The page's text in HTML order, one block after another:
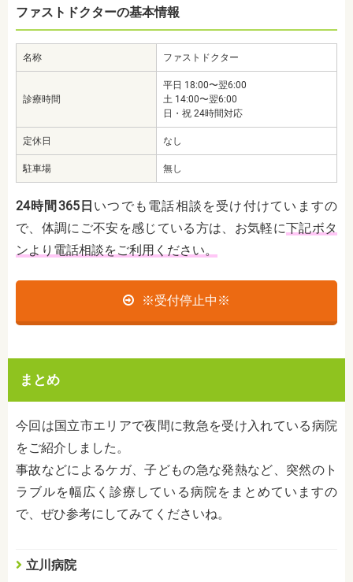
ファストドクターの基本情報
名称 ファストドクター
診療時間
平日 18:00〜翌6:00
土 14:00〜翌6:00
日・祝 24時間対応
定休日 なし
駐車場 無し
24時間365日 いつでも電話相談を受け付けていますの
で、体調にご不安を感じている方は、お気軽に下記ボタ
ンより電話相談をご利用ください。
※受付停止中※
まとめ
今回は国立市エリアで夜間に救急を受け入れている病院
をご紹介しました。
事故などによるケガ、子どもの急な発熱など、突然のト
ラブルを幅広く診療している病院をまとめていますの
で、ぜひ参考にしてみてくださいね。
立川病院